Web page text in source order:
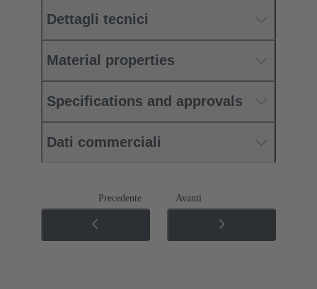
Dettagli tecnici
Material properties
Specifications and approvals
Dati commerciali
Precedente Avanti